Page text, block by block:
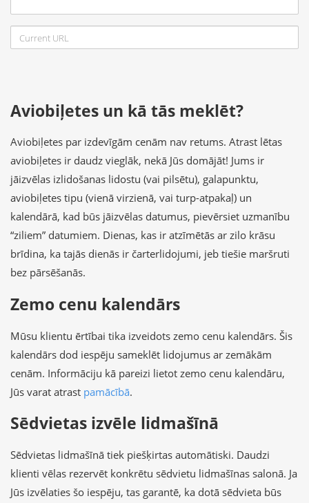
Aviobiļetes un kā tās meklēt?
Aviobiļetes par izdevīgām cenām nav retums. Atrast lētas
aviobiļetes ir daudz vieglāk, nekā Jūs domājāt! Jums ir
jāizvēlas izlidošanas lidostu (vai pilsētu), galapunktu,
aviobiļetes tipu (vienā virzienā, vai turp-atpakaļ) un
kalendārā, kad būs jāizvēlas datumus, pievērsiet uzmanību
“ziliem” datumiem. Dienas, kas ir atzīmētās ar zilo krāsu
brīdina, ka tajās dienās ir čarterlidojumi, jeb tiešie maršruti
bez pārsēšanās.
Zemo cenu kalendārs
Mūsu klientu ērtībai tika izveidots zemo cenu kalendārs. Šis
kalendārs dod iespēju sameklēt lidojumus ar zemākām
cenām. Informāciju kā pareizi lietot zemo cenu kalendāru,
Jūs varat atrast pamācībā.
Sēdvietas izvēle lidmašīnā
Sēdvietas lidmašīnā tiek piešķirtas automātiski. Daudzi
klienti vēlas rezervēt konkrētu sēdvietu lidmašīnas salonā. Ja
Jūs izvēlaties šo iespēju, tas garantē, ka dotā sēdvieta būs